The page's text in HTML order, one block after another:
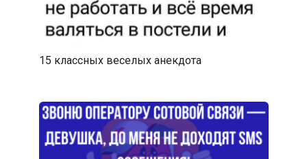
15 классных веселых анекдота